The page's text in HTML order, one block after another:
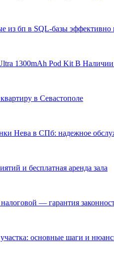
из бп в SQL-базы эффективно
1300mAh Pod Kit В
в Севастополе
Нева в СПб: надежное
и бесплатная аренда зала
— гарантия
основные шаги и